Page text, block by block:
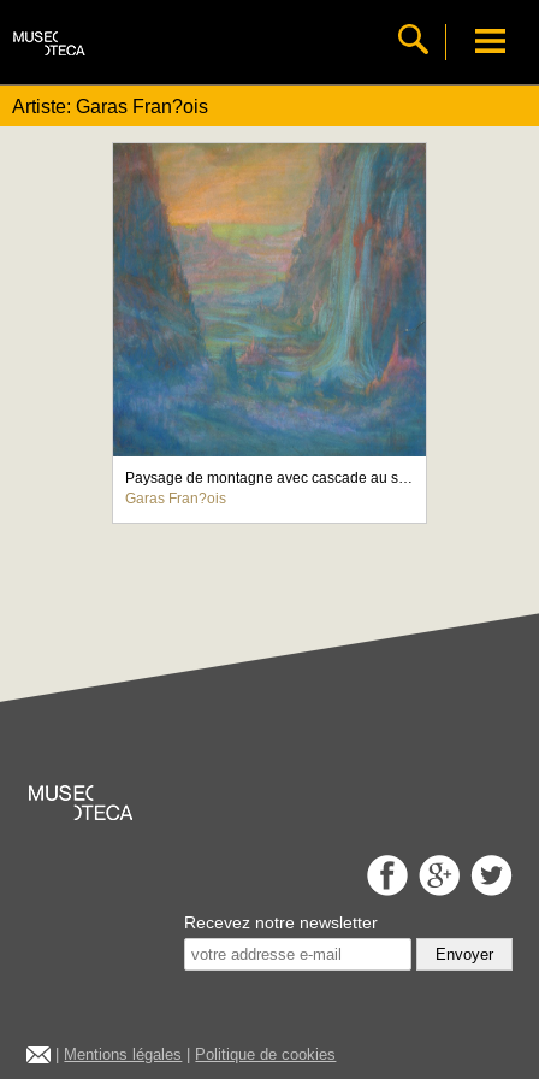
Artiste: Garas Fran?ois
Paysage de montagne avec cascade au soleil couchant
Garas Fran?ois
Recevez notre newsletter
Envoyer
Mentions légales Politique de cookies